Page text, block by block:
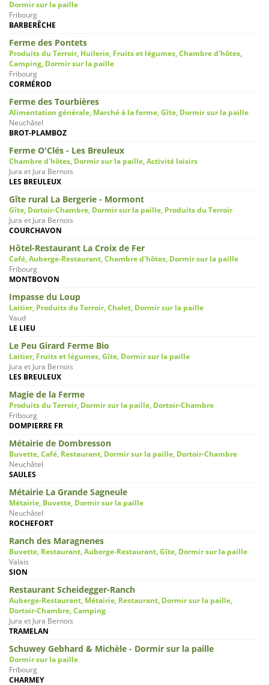
Dormir sur la paille
Fribourg
BARBERÊCHE
Ferme des Pontets
Produits du Terroir, Huilerie, Fruits et légumes, Chambre d'hôtes,
Camping, Dormir sur la paille
Fribourg
CORMÉROD
Ferme des Tourbières
Alimentation générale, Marché à la ferme, Gîte, Dormir sur la paille
Neuchâtel
BROT-PLAMBOZ
Ferme O'Clés - Les Breuleux
Chambre d'hôtes, Dormir sur la paille, Activité loisirs
Jura et Jura Bernois
LES BREULEUX
Gîte rural La Bergerie - Mormont
Gîte, Dortoir-Chambre, Dormir sur la paille, Produits du Terroir
Jura et Jura Bernois
COURCHAVON
Hôtel-Restaurant La Croix de Fer
Café, Auberge-Restaurant, Chambre d'hôtes, Dormir sur la paille
Fribourg
MONTBOVON
Impasse du Loup
Laitier, Produits du Terroir, Chalet, Dormir sur la paille
Vaud
LE LIEU
Le Peu Girard Ferme Bio
Laitier, Fruits et légumes, Gîte, Dormir sur la paille
Jura et Jura Bernois
LES BREULEUX
Magie de la Ferme
Produits du Terroir, Dormir sur la paille, Dortoir-Chambre
Fribourg
DOMPIERRE FR
Métairie de Dombresson
Buvette, Café, Restaurant, Dormir sur la paille, Dortoir-Chambre
Neuchâtel
SAULES
Métairie La Grande Sagneule
Métairie, Buvette, Dormir sur la paille
Neuchâtel
ROCHEFORT
Ranch des Maragnenes
Buvette, Restaurant, Auberge-Restaurant, Gîte, Dormir sur la paille
Valais
SION
Restaurant Scheidegger-Ranch
Auberge-Restaurant, Métairie, Restaurant, Dormir sur la paille,
Dortoir-Chambre, Camping
Jura et Jura Bernois
TRAMELAN
Schuwey Gebhard & Michèle - Dormir sur la paille
Dormir sur la paille
Fribourg
CHARMEY